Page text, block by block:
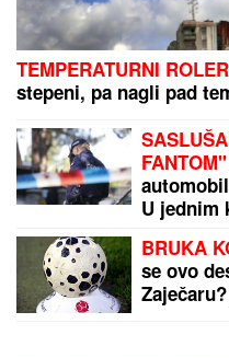
Bankrotirala naša
Avali upala u finansijske